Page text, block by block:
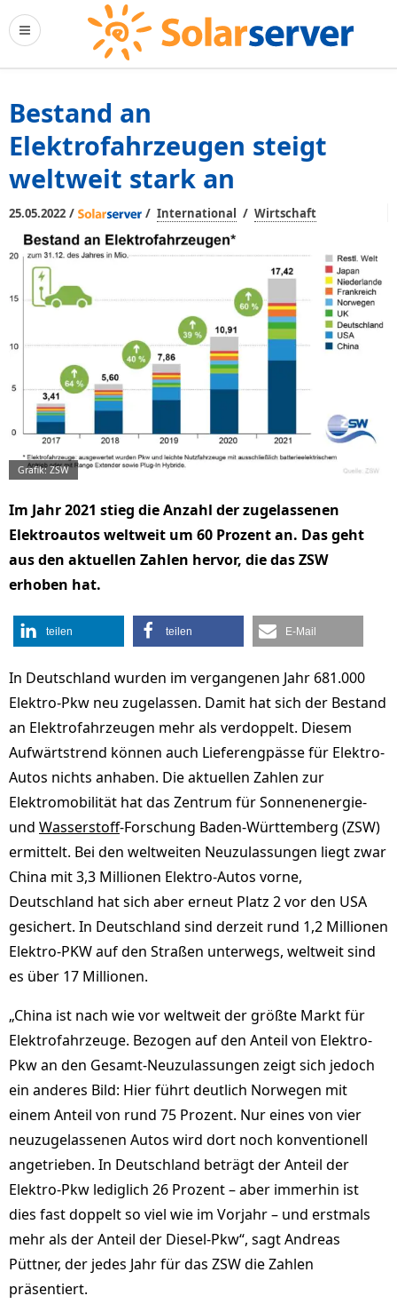
Bestand an
Elektrofahrzeugen steigt
weltweit stark an
25.05.2022 / / International / Wirtschaft
Grafik: ZSW
Im Jahr 2021 stieg die Anzahl der zugelassenen
Elektroautos weltweit um 60 Prozent an. Das geht
aus den aktuellen Zahlen hervor, die das ZSW
erhoben hat.
teilen teilen E-Mail
In Deutschland wurden im vergangenen Jahr 681.000
Elektro-Pkw neu zugelassen. Damit hat sich der Bestand
an Elektrofahrzeugen mehr als verdoppelt. Diesem
Aufwärtstrend können auch Lieferengpässe für Elektro-
Autos nichts anhaben. Die aktuellen Zahlen zur
Elektromobilität hat das Zentrum für Sonnenenergie-
und Wasserstoff-Forschung Baden-Württemberg (ZSW)
ermittelt. Bei den weltweiten Neuzulassungen liegt zwar
China mit 3,3 Millionen Elektro-Autos vorne,
Deutschland hat sich aber erneut Platz 2 vor den USA
gesichert. In Deutschland sind derzeit rund 1,2 Millionen
Elektro-PKW auf den Straßen unterwegs, weltweit sind
es über 17 Millionen.
„China ist nach wie vor weltweit der größte Markt für
Elektrofahrzeuge. Bezogen auf den Anteil von Elektro-
Pkw an den Gesamt-Neuzulassungen zeigt sich jedoch
ein anderes Bild: Hier führt deutlich Norwegen mit
einem Anteil von rund 75 Prozent. Nur eines von vier
neuzugelassenen Autos wird dort noch konventionell
angetrieben. In Deutschland beträgt der Anteil der
Elektro-Pkw lediglich 26 Prozent – aber immerhin ist
dies fast doppelt so viel wie im Vorjahr – und erstmals
mehr als der Anteil der Diesel-Pkw“, sagt Andreas
Püttner, der jedes Jahr für das ZSW die Zahlen
präsentiert.